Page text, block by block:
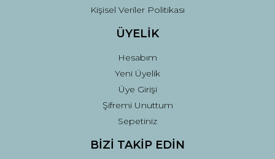
Kişisel Veriler Politikası
ÜYELİK
Hesabım
Yeni Üyelik
Üye Girişi
Şifremi Unuttum
Sepetiniz
BİZİ TAKİP EDİN